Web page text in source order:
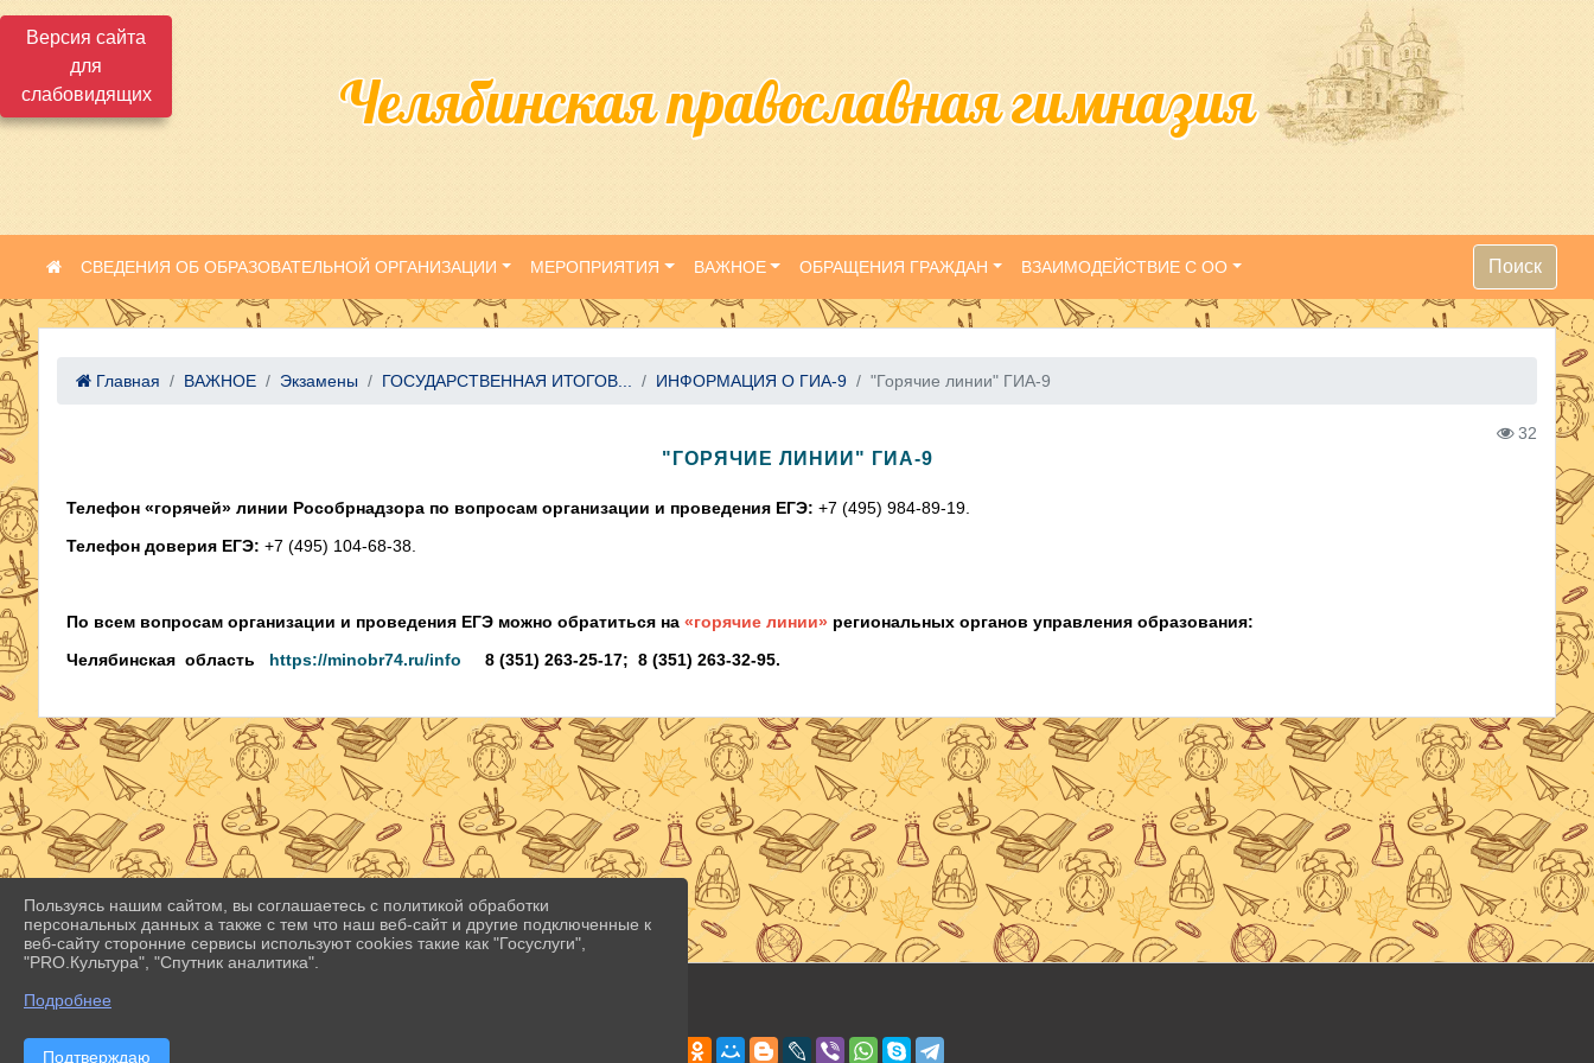
Версия сайта
для
слабовидящих
Челябинская православная гимназия
СВЕДЕНИЯ ОБ ОБРАЗОВАТЕЛЬНОЙ ОРГАНИЗАЦИИ МЕРОПРИЯТИЯ ВАЖНОЕ ОБРАЩЕНИЯ ГРАЖДАН ВЗАИМОДЕЙСТВИЕ С ОО Поиск
Главная ВАЖНОЕ Экзамены ГОСУДАРСТВЕННАЯ ИТОГОВ... ИНФОРМАЦИЯ О ГИА-9 "Горячие линии" ГИА-9
32
"ГОРЯЧИЕ ЛИНИИ" ГИА-9
Телефон «горячей» линии Рособрнадзора по вопросам организации и проведения ЕГЭ: +7 (495) 984-89-19.
Телефон доверия ЕГЭ: +7 (495) 104-68-38.
По всем вопросам организации и проведения ЕГЭ можно обратиться на «горячие линии» региональных органов управления образования:
Челябинская область https://minobr74.ru/info 8 (351) 263-25-17; 8 (351) 263-32-95.
Пользуясь нашим сайтом, вы соглашаетесь с политикой обработки
персональных данных а также с тем что наш веб-сайт и другие подключенные к
веб-сайту сторонние сервисы используют cookies такие как "Госуслуги",
"PRO.Культура", "Спутник аналитика".
Подробнее
Подтверждаю